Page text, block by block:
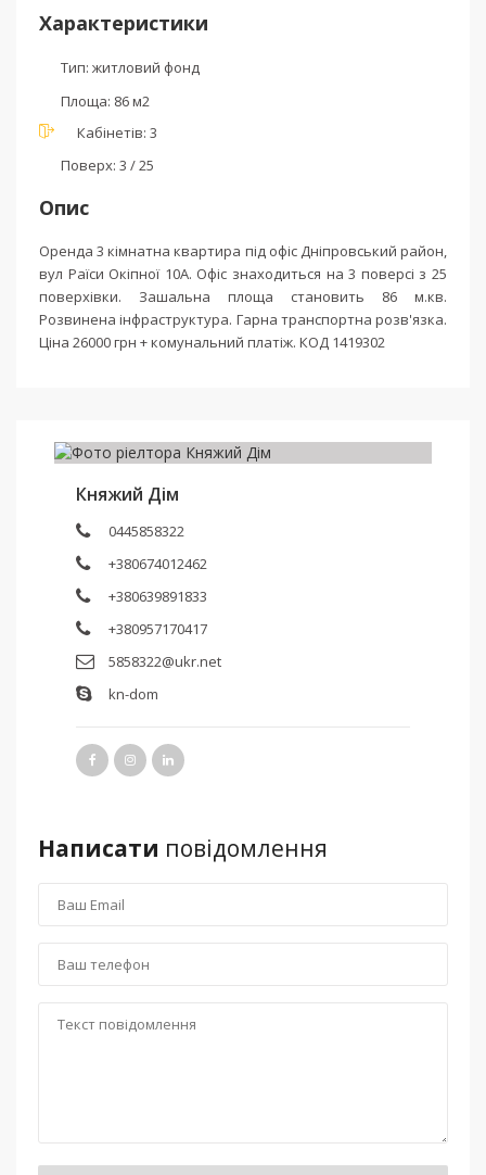
Характеристики
Тип: житловий фонд
Площа: 86 м2
Кабінетів: 3
Поверх: 3 / 25
Опис
Оренда 3 кімнатна квартира під офіс Дніпровський район,
вул Раїси Окіпної 10А. Офіс знаходиться на 3 поверсі з 25
поверхівки. Зашальна площа становить 86 м.кв.
Розвинена інфраструктура. Гарна транспортна розв'язка.
Ціна 26000 грн + комунальний платіж. КОД 1419302
Княжий Дім
0445858322
+380674012462
+380639891833
+380957170417
5858322@ukr.net
kn-dom
Написати повідомлення